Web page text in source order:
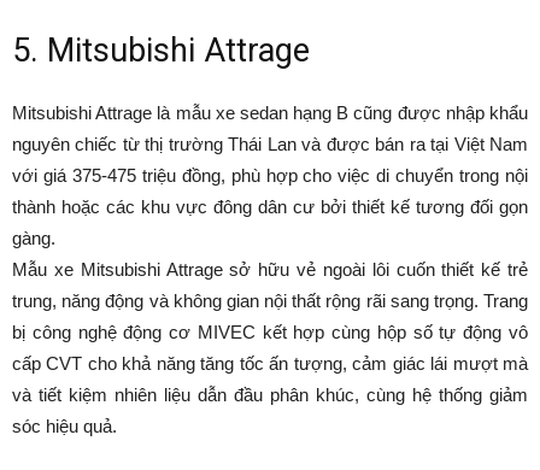
5. Mitsubishi Attrage
Mitsubishi Attrage là mẫu xe sedan hạng B cũng được nhập khẩu
nguyên chiếc từ thị trường Thái Lan và được bán ra tại Việt Nam
với giá 375-475 triệu đồng, phù hợp cho việc di chuyển trong nội
thành hoặc các khu vực đông dân cư bởi thiết kế tương đối gọn
gàng.
Mẫu xe Mitsubishi Attrage sở hữu vẻ ngoài lôi cuốn thiết kế trẻ
trung, năng động và không gian nội thất rộng rãi sang trọng. Trang
bị công nghệ động cơ MIVEC kết hợp cùng hộp số tự động vô
cấp CVT cho khả năng tăng tốc ấn tượng, cảm giác lái mượt mà
và tiết kiệm nhiên liệu dẫn đầu phân khúc, cùng hệ thống giảm
sóc hiệu quả.